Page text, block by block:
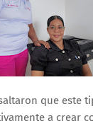
que este
a crear